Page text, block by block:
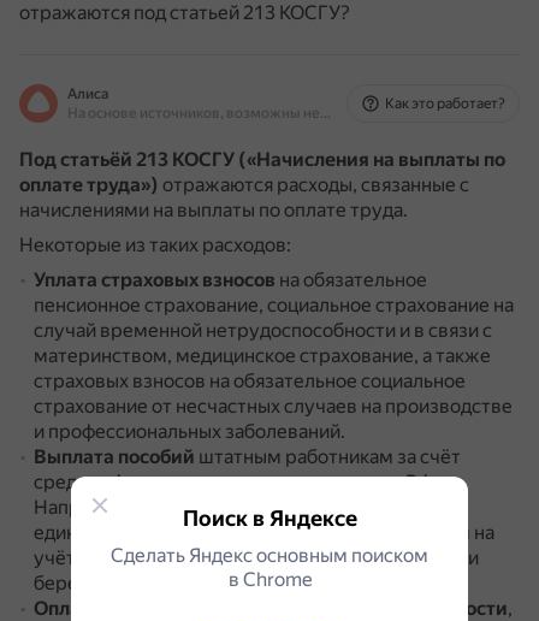
отражаются под статьей 213 КОСГУ?
Алиса
На основе источников, возможны неточности
Как это работает?
Под статьёй 213 КОСГУ («Начисления на выплаты по
оплате труда») отражаются расходы, связанные с
начислениями на выплаты по оплате труда.
Некоторые из таких расходов:
Уплата страховых взносов на обязательное
пенсионное страхование, социальное страхование на
случай временной нетрудоспособности и в связи с
материнством, медицинское страхование, а также
страховых взносов на обязательное социальное
страхование от несчастных случаев на производстве
и профессиональных заболеваний.
Выплата пособий штатным работникам за счёт
средств Фонда социального страхования РФ.
Например, пособие по беременности и родам,
единовременное пособие женщинам, вставшим на
учёт в медицинских учреждениях в ранние сроки
беременности, и другие.
Оплата пособия по временной нетрудоспособности,
Поиск в Яндексе
Сделать Яндекс основным поиском
в Сhrome